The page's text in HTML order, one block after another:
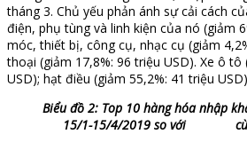
tháng 3. Chủ yếu phản ánh sự cải cách
điện, phụ tùng và linh kiện của nó (giảm
móc, thiết bị, công cụ, nhạc cụ (giảm
thoại (giảm 17,8%: 96 triệu USD). Xe ô tô
USD); hạt điều (giảm 55,2%: 41 triệu
Biểu đồ 2: Top 10 hàng hóa nhập
15/1-15/4/2019 so với